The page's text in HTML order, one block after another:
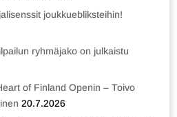
joukkuebliksteihin!
ryhmäjako on julkaistu
of Finland Openin – Toivo
20.7.2026